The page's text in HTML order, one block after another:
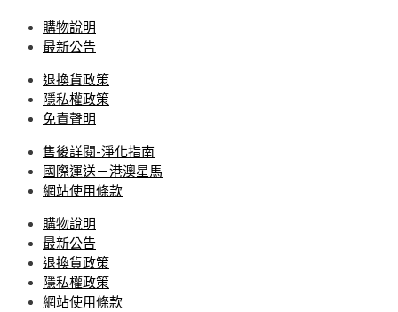
購物說明
最新公告
退換貨政策
隱私權政策
免責聲明
售後詳閱-淨化指南
國際運送－港澳星馬
網站使用條款
購物說明
最新公告
退換貨政策
隱私權政策
網站使用條款